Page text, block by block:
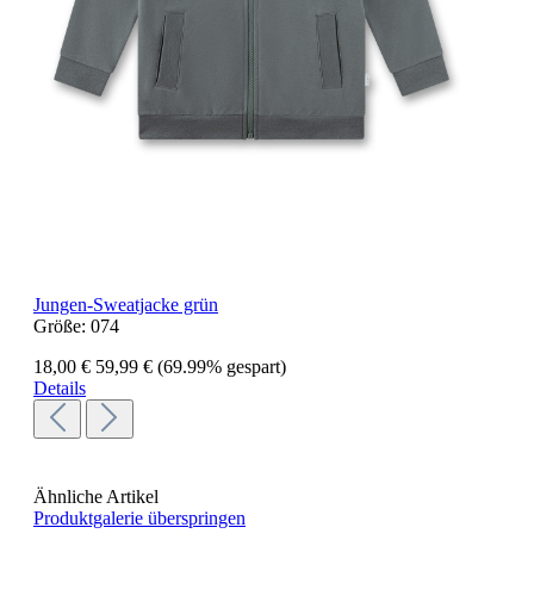
Jungen-Sweatjacke grün
Größe: 074
18,00 € 59,99 € (69.99% gespart)
Details
Ähnliche Artikel
Produktgalerie überspringen